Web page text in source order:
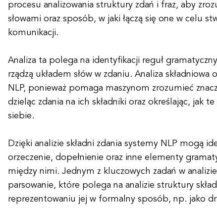
procesu analizowania struktury zdań i fraz, aby
słowami oraz sposób, w jaki łączą się one w celu
komunikacji.
Analiza ta polega na identyfikacji reguł
rządzą układem słów w zdaniu. Analiza
NLP, ponieważ pomaga maszynom zrozumieć
dzieląc zdania na ich składniki oraz określając, jak
siebie.
Dzięki analizie składni zdania systemy NLP mogą
orzeczenie, dopełnienie oraz inne elementy
między nimi. Jednym z kluczowych zadań w
parsowanie, które polega na analizie struktury
reprezentowaniu jej w formalny sposób, np. jako